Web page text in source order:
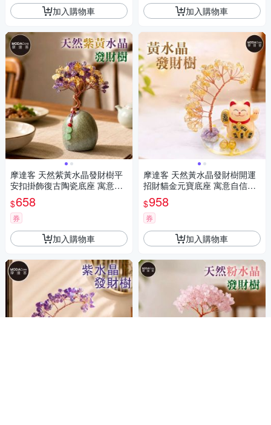
加入購物車
摩達客 天然紫黃水晶發財樹平
安扣掛飾復古陶瓷底座 寓意智
慧豐盛 質感居家招福擺飾
$658
券
加入購物車
加入購物車
摩達客 天然黃水晶發財樹開運
招財貓金元寶底座 寓意自信開
運招財 質感居家招福擺飾
$958
券
加入購物車